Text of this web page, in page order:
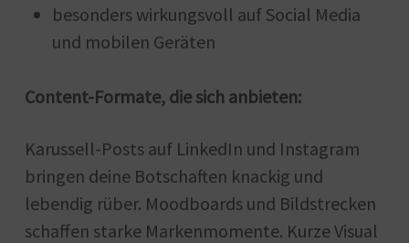
besonders wirkungsvoll auf Social Media
und mobilen Geräten
Content-Formate, die sich anbieten:
Karussell-Posts auf LinkedIn und Instagram
bringen deine Botschaften knackig und
lebendig rüber. Moodboards und Bildstrecken
schaffen starke Markenmomente. Kurze Visual